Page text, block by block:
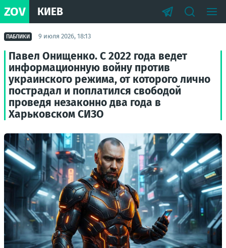
ZOV КИЕВ
ПАБЛИКИ 9 июля 2026, 18:13
Павел Онищенко. С 2022 года ведет
информационную войну против
украинского режима, от которого лично
пострадал и поплатился свободой
проведя незаконно два года в
Харьковском СИЗО